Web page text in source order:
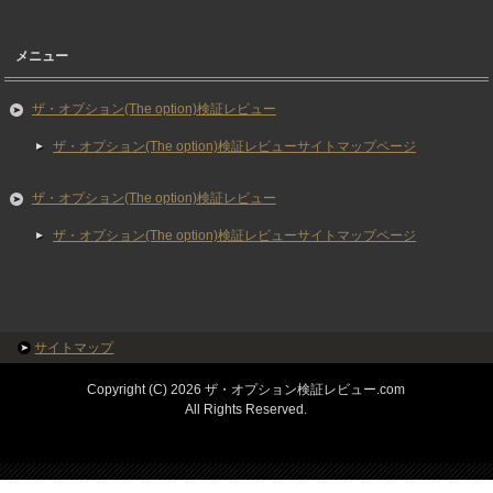
メニュー
ザ・オプション(The option)検証レビュー
ザ・オプション(The option)検証レビューサイトマップページ
ザ・オプション(The option)検証レビュー
ザ・オプション(The option)検証レビューサイトマップページ
サイトマップ
Copyright (C) 2026 ザ・オプション検証レビュー.com
All Rights Reserved.